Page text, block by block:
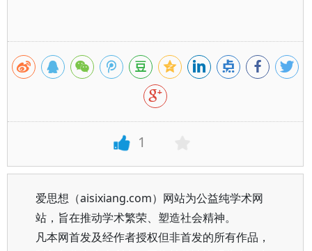
1
爱思想（aisixiang.com）网站为公益纯学术网
站，旨在推动学术繁荣、塑造社会精神。
凡本网首发及经作者授权但非首发的所有作品，